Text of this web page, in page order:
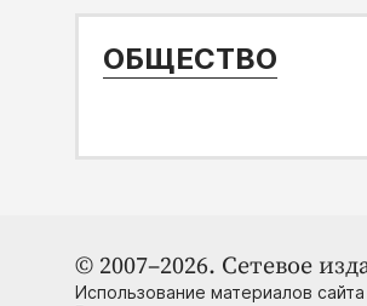
ОБЩЕСТВО
© 2007–2026. Сетевое
Использование материалов